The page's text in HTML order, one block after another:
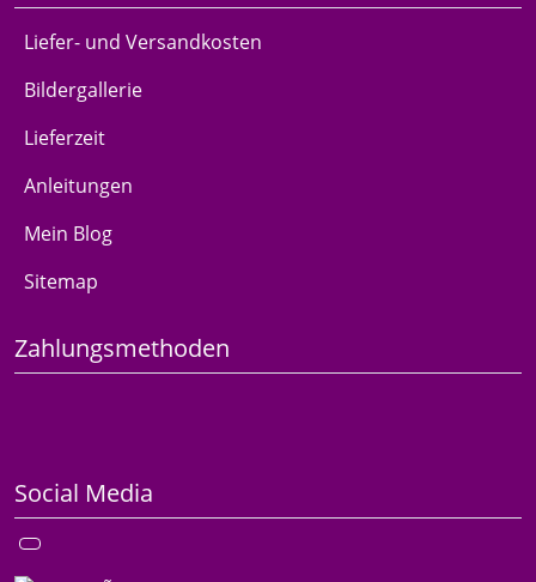
Liefer- und Versandkosten
Bildergallerie
Lieferzeit
Anleitungen
Mein Blog
Sitemap
Zahlungsmethoden
Social Media